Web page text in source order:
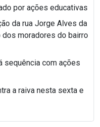
por ações educativas
da rua Jorge Alves da
moradores do bairro
sequência com ações
a raiva nesta sexta e